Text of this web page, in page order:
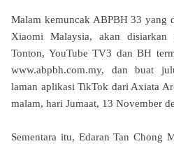
Malam kemuncak ABPBH 33 yang
Xiaomi Malaysia, akan disiarkan
Tonton, YouTube TV3 dan BH
www.abpbh.com.my, dan buat
laman aplikasi TikTok dari Axiata
malam, hari Jumaat, 13 November
Sementara itu, Edaran Tan Chong